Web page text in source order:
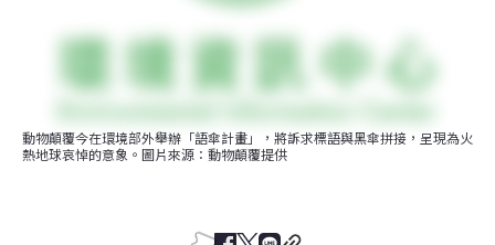
動物顛覆今在環境部外舉辦「語傘計畫」，將訴求標語與黑傘拼接，呈現為火
熱地球哀悼的意象。圖片來源：動物顛覆提供